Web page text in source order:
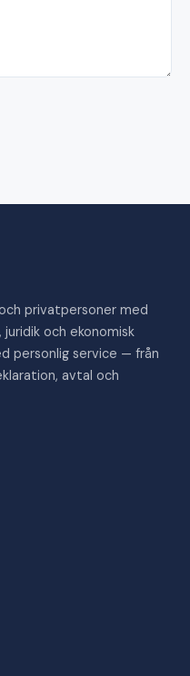
privatpersoner med
och ekonomisk
personlig service — från
avtal och